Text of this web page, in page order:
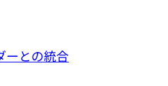
ーとの統合